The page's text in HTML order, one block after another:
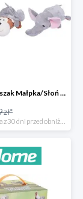
Magiczny pluszak Małpka/Słoń -40%
zł*
*najniższa cena z 30 dni przed obniżką